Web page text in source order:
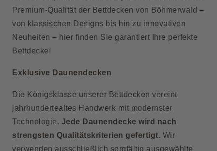
Premium-Qualität der Bettdecken von Böhmerwald –
von klassischen Designs bis hin zu innovativen
Neuheiten – hier finden Sie garantiert Ihre perfekte
Bettdecke!
Exklusive Daunendecken
Die Königsklasse unserer Bettdecken vereint
jahrhundertealtes Handwerk mit modernster
Technologie. Jede Daunendecke wird nach
strengsten Qualitätskriterien gefertigt. Wir
verwenden ausschließlich sorgfältig ausgewählte